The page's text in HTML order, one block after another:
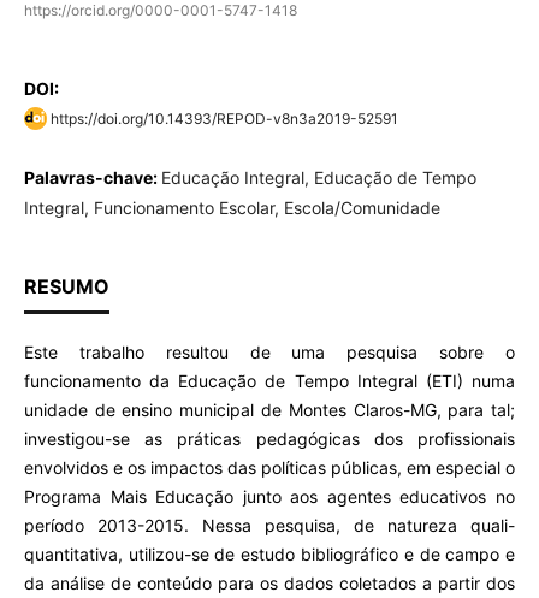
https://orcid.org/0000-0001-5747-1418
DOI:
https://doi.org/10.14393/REPOD-v8n3a2019-52591
Palavras-chave: Educação Integral, Educação de Tempo
Integral, Funcionamento Escolar, Escola/Comunidade
RESUMO
Este trabalho resultou de uma pesquisa sobre o
funcionamento da Educação de Tempo Integral (ETI) numa
unidade de ensino municipal de Montes Claros-MG, para tal;
investigou-se as práticas pedagógicas dos profissionais
envolvidos e os impactos das políticas públicas, em especial o
Programa Mais Educação junto aos agentes educativos no
período 2013-2015. Nessa pesquisa, de natureza quali-
quantitativa, utilizou-se de estudo bibliográfico e de campo e
da análise de conteúdo para os dados coletados a partir dos